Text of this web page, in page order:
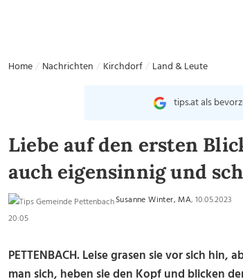
Home Nachrichten Kirchdorf Land & Leute
tips.at als
Liebe auf den ersten
auch eigensinnig und
Susanne Winter, MA, 10.05.2023
20:05
PETTENBACH. Leise grasen sie vor sich
man sich, heben sie den Kopf und blicken